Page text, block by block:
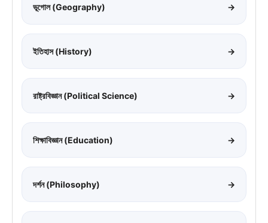
ভূগোল (Geography) →
ইতিহাস (History) →
রাষ্ট্রবিজ্ঞান (Political Science) →
শিক্ষাবিজ্ঞান (Education) →
দর্শন (Philosophy) →